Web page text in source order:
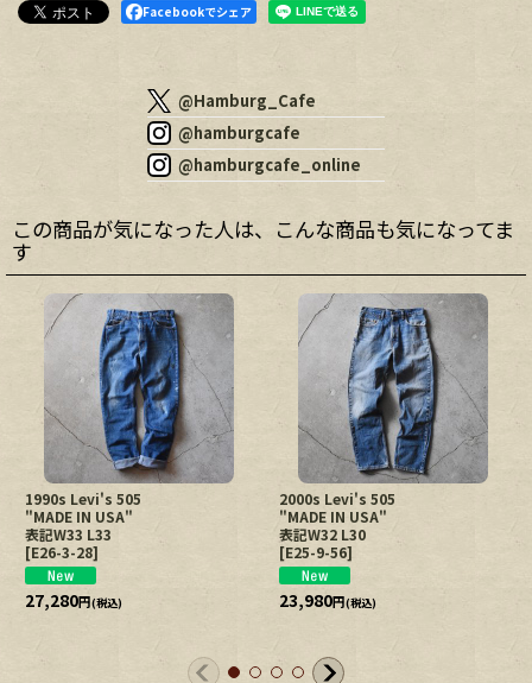
Facebookでシェア
@Hamburg_Cafe
@hamburgcafe
@hamburgcafe_online
この商品が気になった人は、こんな商品も気になってま
す
1990s Levi's 505
"MADE IN USA"
表記W33 L33
[E26-3-28]
27,280円(税込)
2000s Levi's 505
"MADE IN USA"
表記W32 L30
[E25-9-56]
23,980円(税込)